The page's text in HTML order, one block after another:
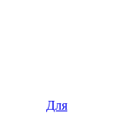
Для